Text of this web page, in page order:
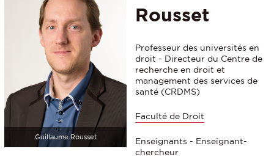
Guillaume Rousset
Rousset
Professeur des universités en
droit - Directeur du Centre de
recherche en droit et
management des services de
santé (CRDMS)
Faculté de Droit
Enseignants - Enseignant-
chercheur